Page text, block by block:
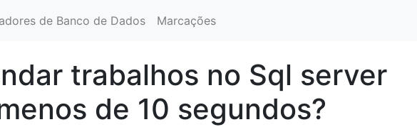
de Banco de Dados Marcações
trabalhos no Sql server
de 10 segundos?